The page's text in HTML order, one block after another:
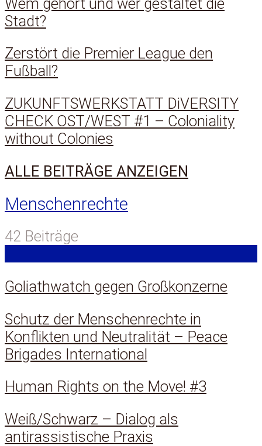
Stadt?
Zerstört die Premier League den
Fußball?
ZUKUNFTSWERKSTATT DiVERSITY
CHECK OST/WEST #1 – Coloniality
without Colonies
ALLE BEITRÄGE ANZEIGEN
Menschenrechte
42 Beiträge
Goliathwatch gegen Großkonzerne
Schutz der Menschenrechte in
Konflikten und Neutralität – Peace
Brigades International
Human Rights on the Move! #3
Weiß/Schwarz – Dialog als
antirassistische Praxis